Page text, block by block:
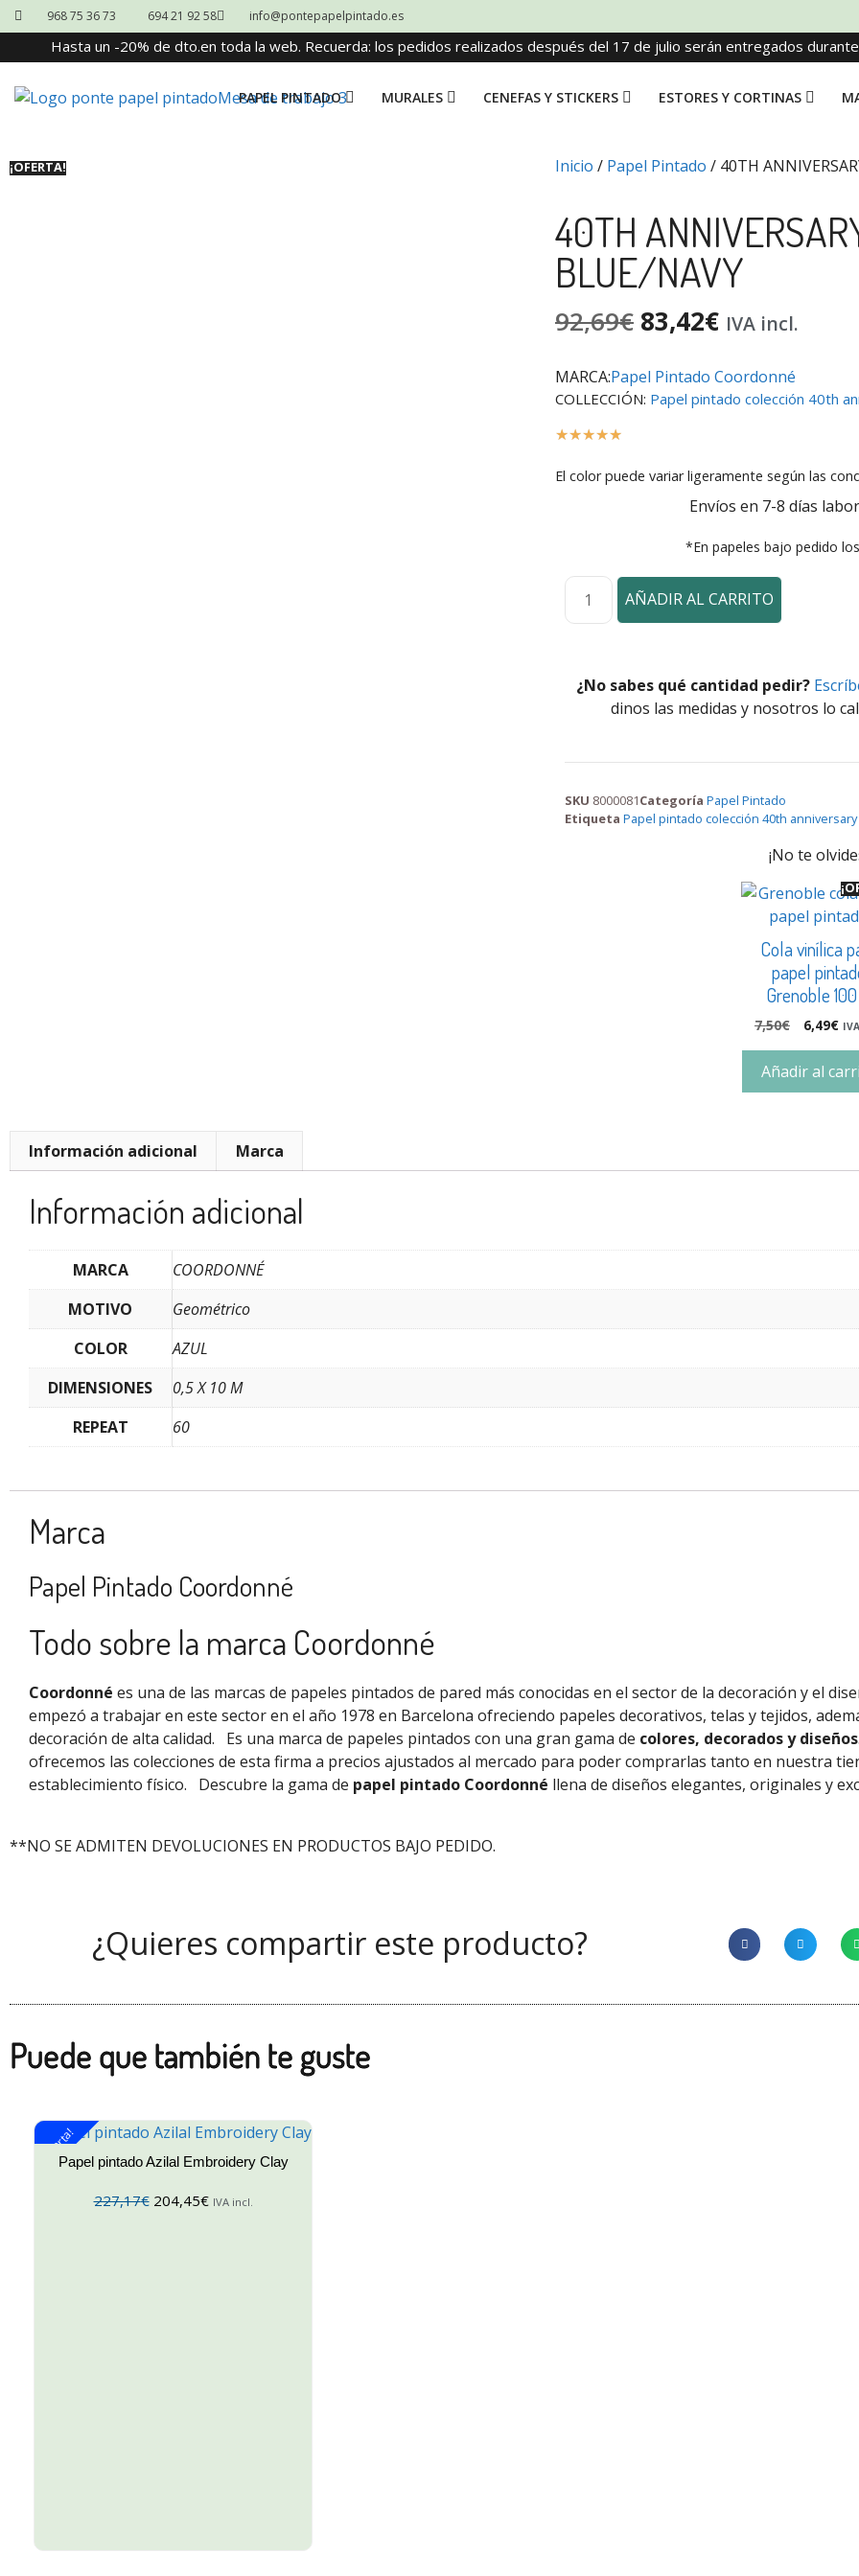
968 75 36 73 694 21 92 58 info@pontepapelpintado.es
Hasta un -20% de dto.en toda la web. Recuerda: los pedidos realizados después del 17 de julio serán entregados
PAPEL PINTADO MURALES CENEFAS Y STICKERS ESTORES Y CORTINAS
¡OFERTA! Inicio / Papel Pintado / 40TH
40TH
BLUE/NAVY
92,69€ 83,42€ IVA incl.
MARCA:Papel Pintado Coordonné
COLLECCIÓN: Papel pintado colección 40th
☆☆☆☆☆
El color puede variar ligeramente según las
Envíos en 7-8 días
*En papeles bajo pedido
AÑADIR AL CARRITO
¿No sabes qué cantidad pedir?
dinos las medidas y nosotros lo
SKU 8000081Categoría Papel Pintado
Etiqueta Papel pintado colección 40th anniversary
¡No te
Cola vinílica
papel
Grenoble
7,50€ 6,49€
Añadir al
Información adicional Marca
Información adicional
MARCA
COORDONNÉ
MOTIVO
Geométrico
COLOR
AZUL
DIMENSIONES
0,5 X 10 M
REPEAT
60
Marca
Papel Pintado Coordonné
Todo sobre la marca Coordonné
Coordonné es una de las marcas de papeles pintados de pared más conocidas en el sector de la decoración y el
empezó a trabajar en este sector en el año 1978 en Barcelona ofreciendo papeles decorativos, telas y tejidos,
decoración de alta calidad.
Es una marca de papeles pintados con una gran gama de colores, decorados y diseños
ofrecemos las colecciones de esta firma a precios ajustados al mercado para poder comprarlas tanto en nuestra
establecimiento físico.
Descubre la gama de papel pintado Coordonné llena de diseños elegantes, originales y
**NO SE ADMITEN DEVOLUCIONES EN PRODUCTOS BAJO PEDIDO.
¿Quieres compartir este producto?
Puede que también te guste
¡Oferta!Papel pintado Azilal Embroidery Clay
227,17€ 204,45€ IVA incl.